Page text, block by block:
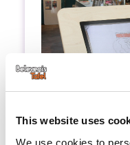
This website uses
We use cookies to
Plezier en